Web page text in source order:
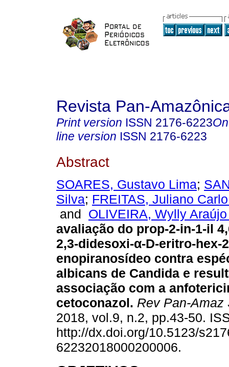
Revista Pan-
Print version ISSN 2176-6223
line version ISSN 2176-6223
Abstract
SOARES, Gustavo Lima;
Silva; FREITAS, Juliano
and OLIVEIRA, Wylly
avaliação do prop-2-in-1-il
2,3-didesoxi-α-D-eritro-hex-
enopiranosídeo contra
albicans de Candida e
associação com a
cetoconazol. Rev Pan-Amaz
2018, vol.9, n.2, pp.43-50.
http://dx.doi.org/10.5123/
62232018000200006.